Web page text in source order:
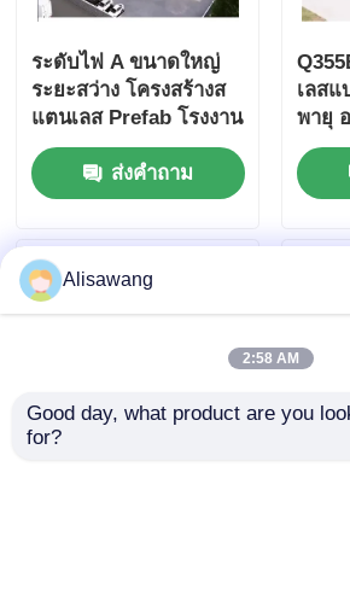
ระดับไฟ A ขนาดใหญ่
ระยะสว่าง โครงสร้างส
แตนเลส Prefab โรงงาน
60m ความกว้าง Q355B
กรอบประตูส่งคำถาม
เลส
พายุ
โคร
ร้อน
ชั่วโ
Alisawang
2:58 AM
Good day, what product are you
for?